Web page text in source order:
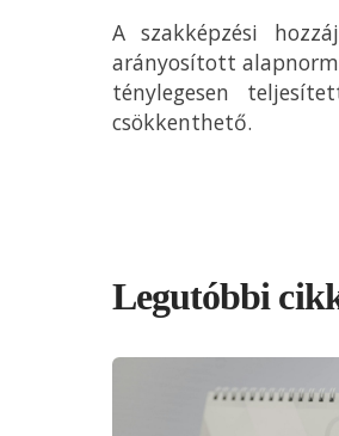
A szakképzési
arányosított
ténylegesen
csökkenthető.
Legutóbbi